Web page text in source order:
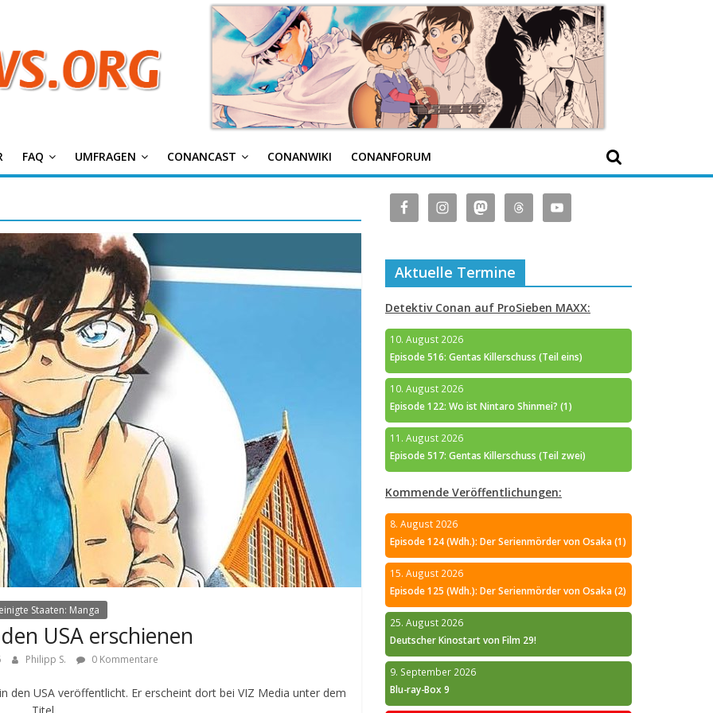
FAQ UMFRAGEN CONANCAST CONANWIKI CONANFORUM
Staaten: Manga
USA erschienen
Philipp S. 0 Kommentare
den USA veröffentlicht. Er erscheint dort bei VIZ Media unter dem
Aktuelle Termine
Detektiv Conan auf ProSieben MAXX:
10. August 2026
Episode 516: Gentas Killerschuss (Teil eins)
10. August 2026
Episode 122: Wo ist Nintaro Shinmei? (1)
11. August 2026
Episode 517: Gentas Killerschuss (Teil zwei)
Kommende Veröffentlichungen:
8. August 2026
Episode 124 (Wdh.): Der Serienmörder von Osaka (1)
15. August 2026
Episode 125 (Wdh.): Der Serienmörder von Osaka (2)
25. August 2026
Deutscher Kinostart von Film 29!
9. September 2026
Blu-ray-Box 9